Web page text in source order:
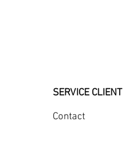
SERVICE CLIENT
Contact